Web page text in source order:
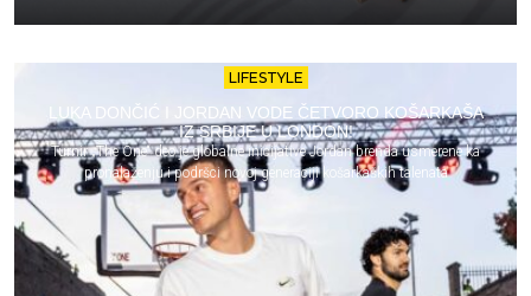
LIFESTYLE
LUKA DONČIĆ I JORDAN VODE ČETVORO KOŠARKAŠA
IZ SRBIJE U LONDON!
Turnir „The One“ deo je globalne inicijative Jordan brenda usmerene ka
pronalaženju i podršci novoj generaciji košarkaških talenata